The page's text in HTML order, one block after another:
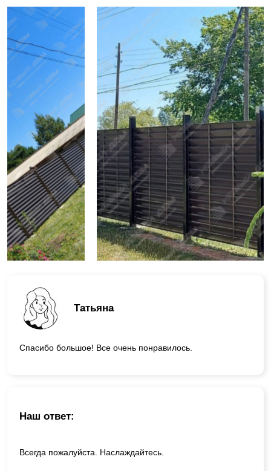
Татьяна
Спасибо большое! Все очень понравилось.
Наш ответ:
Всегда пожалуйста. Наслаждайтесь.